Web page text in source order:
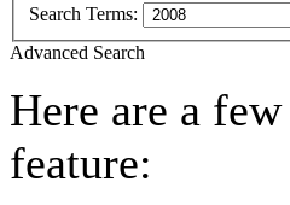
Search Terms:
Advanced Search
Here are a
feature: